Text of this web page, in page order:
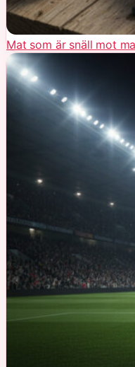
Mat som är snäll mot